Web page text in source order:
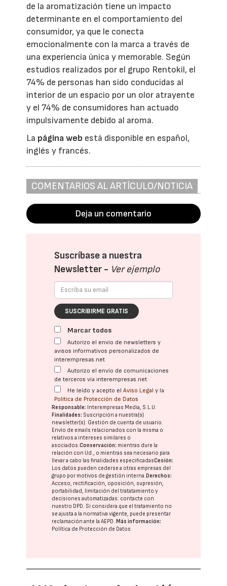
de la aromatización tiene un impacto
determinante en el comportamiento del
consumidor, ya que le conecta
emocionalmente con la marca a través de
una experiencia única y memorable. Según
estudios realizados por el grupo Rentokil, el
74% de personas han sido conducidas al
interior de un espacio por un olor atrayente
y el 74% de consumidores han actuado
impulsivamente debido al aroma.
La página web está disponible en español,
inglés y francés.
COMENTARIOS AL ARTÍCULO/NOTICIA
Deja un comentario
Suscríbase a nuestra
Newsletter - Ver ejemplo
SUSCRIBIRME GRATIS
Marcar todos
Autorizo el envío de newsletters y
avisos informativos personalizados de
interempresas.net
Autorizo el envío de comunicaciones
de terceros vía interempresas.net
He leído y acepto elAviso Legal y la
Política de Protección de Datos
Responsable: Interempresas Media, S.L.U.
Finalidades: Suscripción a nuestra(s)
newsletter(s). Gestión de cuenta de usuario.
Envío de emails relacionados con la misma o
relativos a intereses similares o
asociados.Conservación: mientras dure la
relación con Ud., o mientras sea necesario para
llevar a cabo las finalidades especificadasCesión:
Los datos pueden cederse a otras empresas del
grupo por motivos de gestión interna.Derechos:
Acceso, rectificación, oposición, supresión,
portabilidad, limitación del tratatamiento y
decisiones automatizadas: contacte con
nuestro DPD. Si considera que el tratamiento no
se ajusta a la normativa vigente, puede presentar
reclamación ante laAEPD.Más información:
Política de Protección de Datos